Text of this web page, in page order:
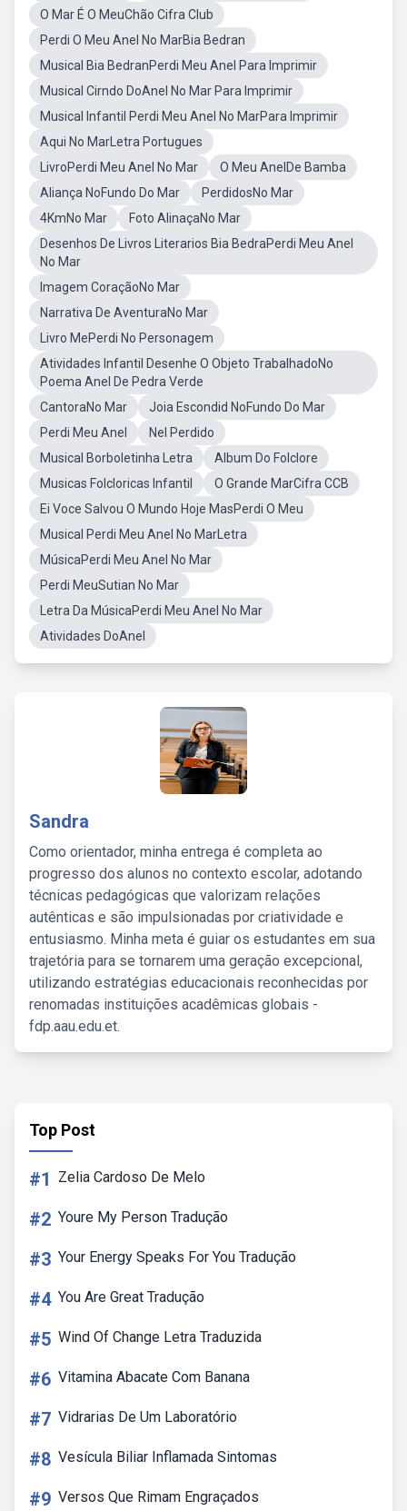
O Mar É O MeuChão Cifra Club
Perdi O Meu Anel No MarBia Bedran
Musical Bia BedranPerdi Meu Anel Para Imprimir
Musical Cirndo DoAnel No Mar Para Imprimir
Musical Infantil Perdi Meu Anel No MarPara Imprimir
Aqui No MarLetra Portugues
LivroPerdi Meu Anel No Mar
O Meu AnelDe Bamba
Aliança NoFundo Do Mar
PerdidosNo Mar
4KmNo Mar
Foto AlinaçaNo Mar
Desenhos De Livros Literarios Bia BedraPerdi Meu Anel
No Mar
Imagem CoraçãoNo Mar
Narrativa De AventuraNo Mar
Livro MePerdi No Personagem
Atividades Infantil Desenhe O Objeto TrabalhadoNo
Poema Anel De Pedra Verde
CantoraNo Mar
Joia Escondid NoFundo Do Mar
Perdi Meu Anel
Nel Perdido
Musical Borboletinha Letra
Album Do Folclore
Musicas Folcloricas Infantil
O Grande MarCifra CCB
Ei Voce Salvou O Mundo Hoje MasPerdi O Meu
Musical Perdi Meu Anel No MarLetra
MúsicaPerdi Meu Anel No Mar
Perdi MeuSutian No Mar
Letra Da MúsicaPerdi Meu Anel No Mar
Atividades DoAnel
Sandra
Como orientador, minha entrega é completa ao
progresso dos alunos no contexto escolar, adotando
técnicas pedagógicas que valorizam relações
autênticas e são impulsionadas por criatividade e
entusiasmo. Minha meta é guiar os estudantes em sua
trajetória para se tornarem uma geração excepcional,
utilizando estratégias educacionais reconhecidas por
renomadas instituições acadêmicas globais -
fdp.aau.edu.et.
Top Post
#1 Zelia Cardoso De Melo
#2 Youre My Person Tradução
#3 Your Energy Speaks For You Tradução
#4 You Are Great Tradução
#5 Wind Of Change Letra Traduzida
#6 Vitamina Abacate Com Banana
#7 Vidrarias De Um Laboratório
#8 Vesícula Biliar Inflamada Sintomas
#9 Versos Que Rimam Engraçados